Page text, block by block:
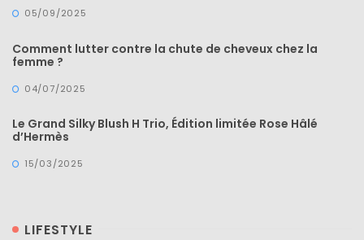
05/09/2025
Comment lutter contre la chute de cheveux chez la
femme ?
04/07/2025
Le Grand Silky Blush H Trio, Édition limitée Rose Hâlé
d’Hermès
15/03/2025
LIFESTYLE